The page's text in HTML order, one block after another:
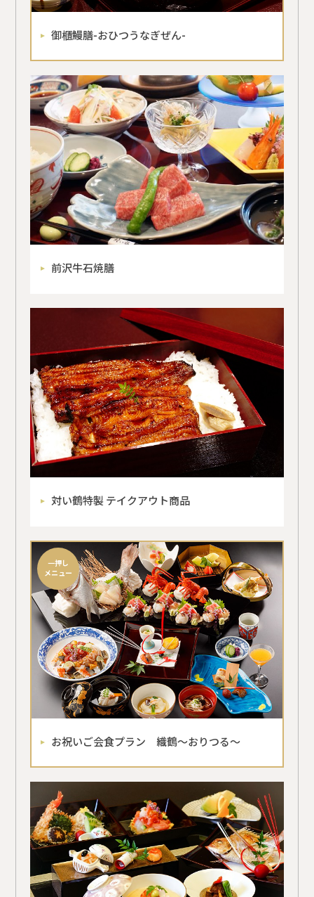
御櫃鰻膳-おひつうなぎぜん-
前沢牛石焼膳
対い鶴特製 テイクアウト商品
一押し
メニュー
お祝いご会食プラン 織鶴～おりつる～